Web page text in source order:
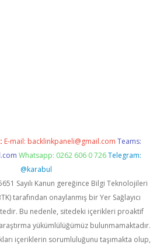
E-mail: backlinkpaneli@gmail.com Teams:
Whatsapp: 0262 606 0 726 Telegram:
@karabul
Sayılı Kanun gereğince Bilgi Teknolojileri
tarafından onaylanmış bir Yer Sağlayıcı
Bu nedenle, sitedeki içerikleri proaktif
yükümlülüğümüz bulunmamaktadır.
içeriklerin sorumluluğunu taşımakta olup,